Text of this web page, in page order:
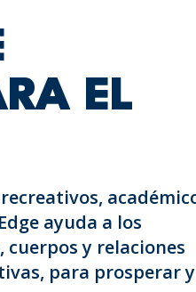
EL
ayuda a los
y relaciones
para prosperar y